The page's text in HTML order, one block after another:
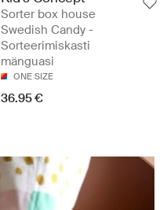
Sorter box house
Swedish Candy -
Sorteerimiskasti
mänguasi
ONE SIZE
36.95 €